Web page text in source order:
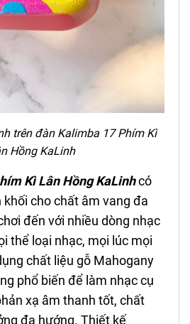
trên đàn Kalimba 17 Phím Kì
HồngKaLinh
Kì Lân HồngKaLinhcó
cho chất âm vang đa
đến với nhiều dòng nhạc
thể loại nhạc, mọi lúc mọi
chất liệu gỗ Mahogany
phổ biến để làm nhạc cụ
xạ âm thanh tốt, chất
đa hướng. Thiết kế